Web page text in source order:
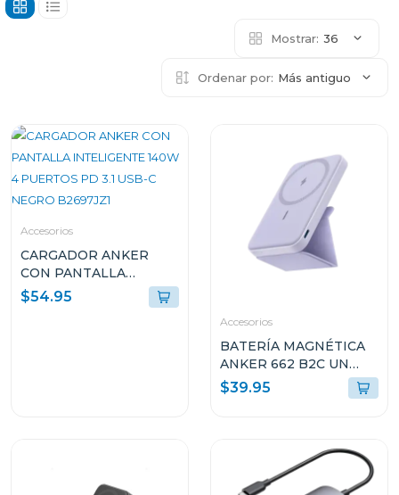
Mostrar: 36
Ordenar por: Más antiguo
Accesorios
CARGADOR ANKER
CON PANTALLA
INTELIGENTE 140W 4
PUERTOS PD 3.1 USB-C
$54.95
Accesorios
BATERÍA MAGNÉTICA
ANKER 662 B2C UN
VIOLETA A16140V1
$39.95